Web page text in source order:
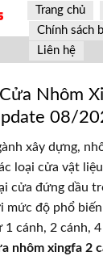
Trang chủ
Chính sách
Liên hệ
Nhôm
08/
xây dựng,
loại cửa vật
cửa đứng dầu
mức độ phổ
1 cánh, 2 cánh,
nhôm xingfa 2